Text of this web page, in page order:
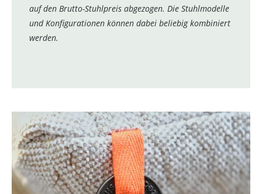
auf den Brutto-Stuhlpreis abgezogen. Die Stuhlmodelle
und Konfigurationen können dabei beliebig kombiniert
werden.